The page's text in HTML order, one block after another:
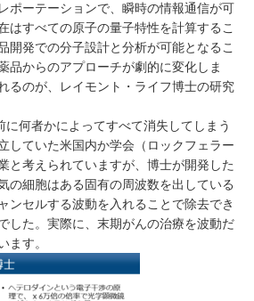
ポーテーションで、瞬時の情報通信が可
はすべての原子の量子特性を計算するこ
開発での分子設計と分析が可能となるこ
品からのアプローチが劇的に変化しま
るのが、レイモント・ライフ博士の研究
何者かによってすべて消失してしまう
していた米国内か学会（ロックフェラー
と考えられていますが、博士が開発した
の細胞はある固有の周波数を出している
ンセルする波動を入れることで除去でき
した。実際に、末期がんの治療を波動だ
ます。